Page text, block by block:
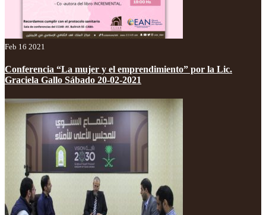
Feb 16 2021
Conferencia “La mujer y el emprendimiento” por la Lic.
Graciela Gallo Sábado 20-02-2021